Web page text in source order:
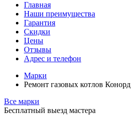
Главная
Наши преимущества
Гарантия
Скидки
Цены
Отзывы
Адрес и телефон
Марки
Ремонт газовых котлов Конорд
Все марки
Бесплатный выезд мастера